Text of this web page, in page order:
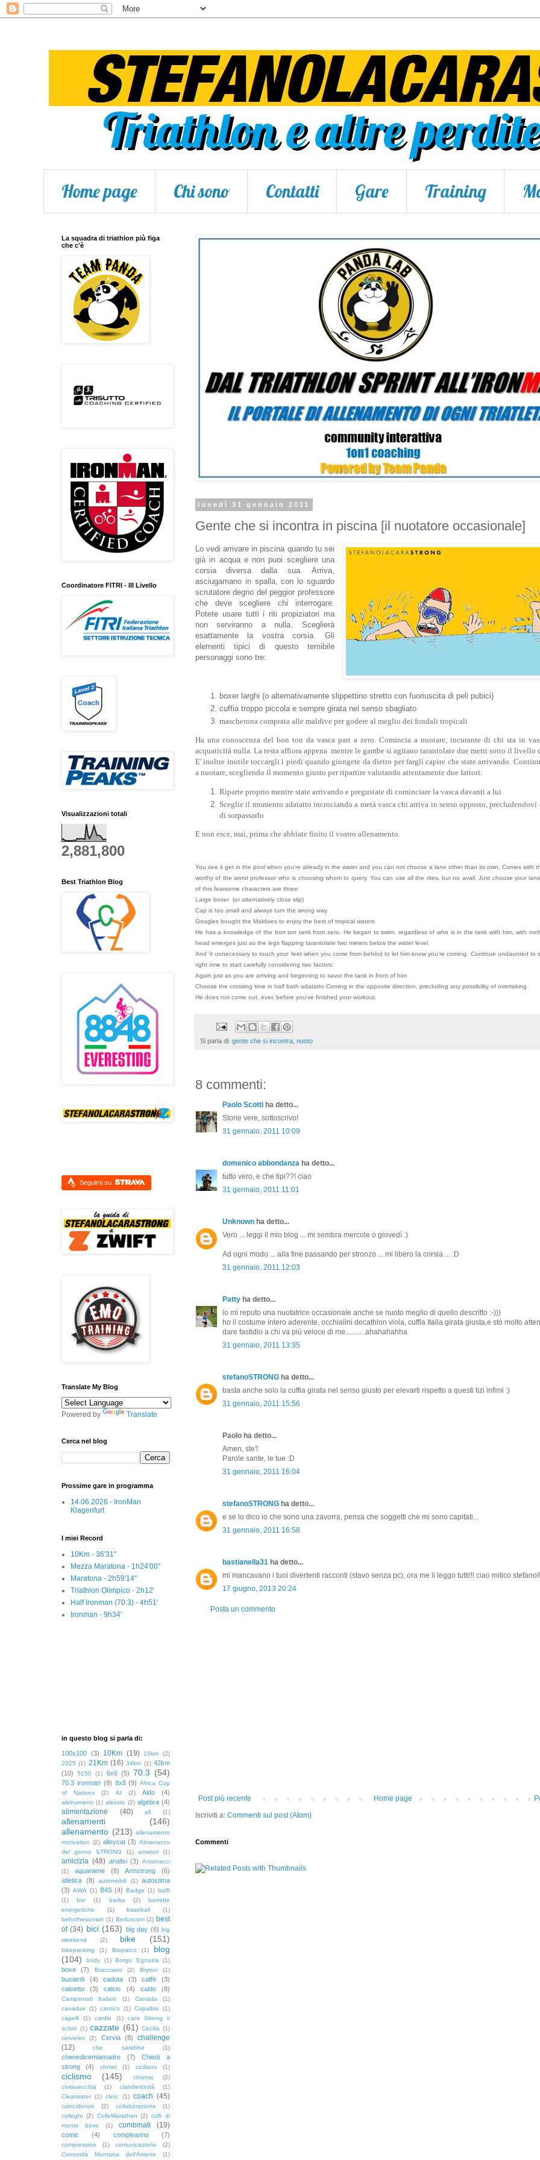
Home page Chi sono Contatti Gare Training
lunedì 31 gennaio 2011
Gente che si incontra in piscina [il nuotatore occasionale]
Lo vedi arrivare in piscina quando tu sei
già in acqua e non puoi scegliere una
corsia diversa dalla sua. Arriva,
asciugamano in spalla, con lo sguardo
scrutatore degno del peggior professore
che deve scegliere chi interrogare.
Potete usare tutti i riti propiziatori ma
non serviranno a nulla. Sceglierà
esattamente la vostra corsia. Gli
elementi tipici di questo temibile
personaggi sono tre:
boxer larghi (o alternativamente slippettino stretto con fuoriuscita di peli pubici)
cuffia troppo piccola e sempre girata nel senso sbagliato
mascherona comprata alle maldive per godere al meglio dei fondali tropicali
Ha una conoscenza del bon ton da vasca pari a zero. Comincia a nuotare, incurante di chi sta in
acquaticità nulla. La testa affiora appena mentre le gambe si agitano tarantolate due metri sotto il livello
E' inoltre inutile toccargli i piedi quando giungete da dietro per fargli capire che state arrivando.
a nuotare, scegliendo il momento giusto per ripartire valutando attentamente due fattori:
Riparte proprio mentre state arrivando e pregustate di cominciare la vasca davanti a lui
Sceglie il momento adatatto incrociando a metà vasca chi arriva in senso opposto,
di sorpassarlo
E non esce, mai, prima che abbiate finito il vostro allenamento.
You see it get in the pool when you're already in the water and you can not choose a lane other than its own. Comes with
worthy of the worst professor who is choosing whom to query. You can use all the rites, but no avail. Just choose your
of this fearsome characters are three:
Large boxer (or alternatively close slip)
Cap is too small and always turn the wrong way
Googles bought the Maldives to enjoy the best of tropical waters
He has a knowledge of the bon ton tank from zero. He began to swim, regardless of who is in the tank with him, with
head emerges just as the legs flapping tarantolate two meters below the water level.
And 'it unnecessary to touch your feet when you come from behind to let him know you're coming. Continue undaunted to
right time to start carefully considering two factors:
Again just as you are arriving and beginning to savor the tank in front of him
Choose the crossing time in half bath adatatto Coming in the opposite direction, precluding any possibility of overtaking
He does not come out, ever, before you've finished your workout.
Si parla di: gente che si incontra nuoto
8 commenti:
Paolo Scotti ha detto...
Storie vere, sottoscrivo!
31 gennaio, 2011 10:09
domenico abbondanza ha detto...
tutto vero, e che tipi??! ciao
31 gennaio, 2011 11:01
Unknown ha detto...
Vero ... leggi il mio blog ... mi sembra mercole o giovedì :)
Ad ogni modo ... alla fine passando per stronzo ... mi libero la corsia ... :D
31 gennaio, 2011 12:03
Patty ha detto...
io mi reputo una nuotatrice occasionale anche se nuoto meglio di quello descritto :-)))
ho il costume intero aderente, occhialini decathlon viola, cuffia Italia girata giusta,e stò molto
dare fastidio a chi va più veloce di me...........ahahahahha
31 gennaio, 2011 13:35
stefanoSTRONG ha detto...
basta anche solo la cuffia girata nel senso giusto per elevarti rispetto a questi tizi infimi :)
31 gennaio, 2011 15:56
Paolo ha detto...
Amen, ste'!
Parole sante, le tue :D
31 gennaio, 2011 16:04
stefanoSTRONG ha detto...
e se lo dico io che sono una zavorra, pensa che soggetti che mi sono capitati...
31 gennaio, 2011 16:58
bastianella31 ha detto...
mi mancavano i tuoi divertenti racconti (stavo senza pc), ora me li leggo tutti!!! ciao mitico
17 giugno, 2013 20:24
Posta un commento
Post più recente
Home page
Iscriviti a: Commenti sul post (Atom)
Commenti
La squadra di triathlon più figa
che c'è
Coordinatore FITRI - III Livello
Visualizzazioni totali
2,881,800
Best Triathlon Blog
Seguimi su
Translate My Blog
Powered by Translate
Cerca nel blog
Prossime gare in programma
14.06.2026 - IronMan
Klagenfurt
I miei Record
10Km - 36'31"
Mezza Maratona - 1h24'00"
Maratona - 2h59'14"
Triathlon Olimpico - 2h12'
Half Ironman (70.3) - 4h51'
Ironman - 9h34'
in questo blog si parla di:
100x100 (3) 10Km (19) 15km
(2)
2025 (1) 21Km (16) 34km (1) 42km
(10)
5150 (1) 6x6 (5) 70.3 (54)
70.3 ironman (8) 8x8 (9) Africa Cup
of Nations
(2) AI (2) Aldo (4)
alelnamenti (1) alessio (2) algebra (4)
alimentazione (40) all (1)
allenamenti
(146)
allenamento (213) allenamento
motivation (2) alleycat (3) Almanacco
del giorno STRONG
(1) amatori (1)
amicizia (48) analisi (3)
Antonacci
(1)
aquaniene (8) Armstrong
(6)
atletica (8) automobili (1) autostima
(3) AWA (1) B4S (4) Badge (1) baffi
(1)
bar (1) barba (2)
barrette
energetiche
(1) baseball
(1)
beforthesunset (1) Berlusconi (2) best
of (34) bici (163) big day (6) big
weekend
(2) bike (151)
bikepacking (1) Bioparco (1)
blog
(104)
body (1) Borgo Egnazia (1)
boxe (7) Bracciano (2) Bryton (1)
buciardi (4) caduta (3) caffè
(3)
calcetto
(3) calcio (4) caldo (8)
Campionati Italiani (1) Canada
(1)
canadair (1) cantico (1) Capalbio
(1)
capelli
(1) cardio (1)
caro Strong ti
scrivo (1) cazzate (61) Cecilia (1)
cerveteri
(2) Cervia (8)
challenge
(12)
che sarebbe (1)
chenedicemiamadre (7)
Chiedi a
strong
(4) chmet (1) ciciliano (1)
ciclismo (145) cinema
(2)
civitavecchia
(1) clandestinità
(1)
Clearwater (1) clinic (1) coach (45)
coincidenze (2) collaborazione
(1)
colleghi (2) ColleMarathon (2) colli di
monte bove
(1) combinati (19)
comic (4) compleanno (7)
compression (1) comunicazione
(2)
Comunità Montana dell'Aniene
(1)